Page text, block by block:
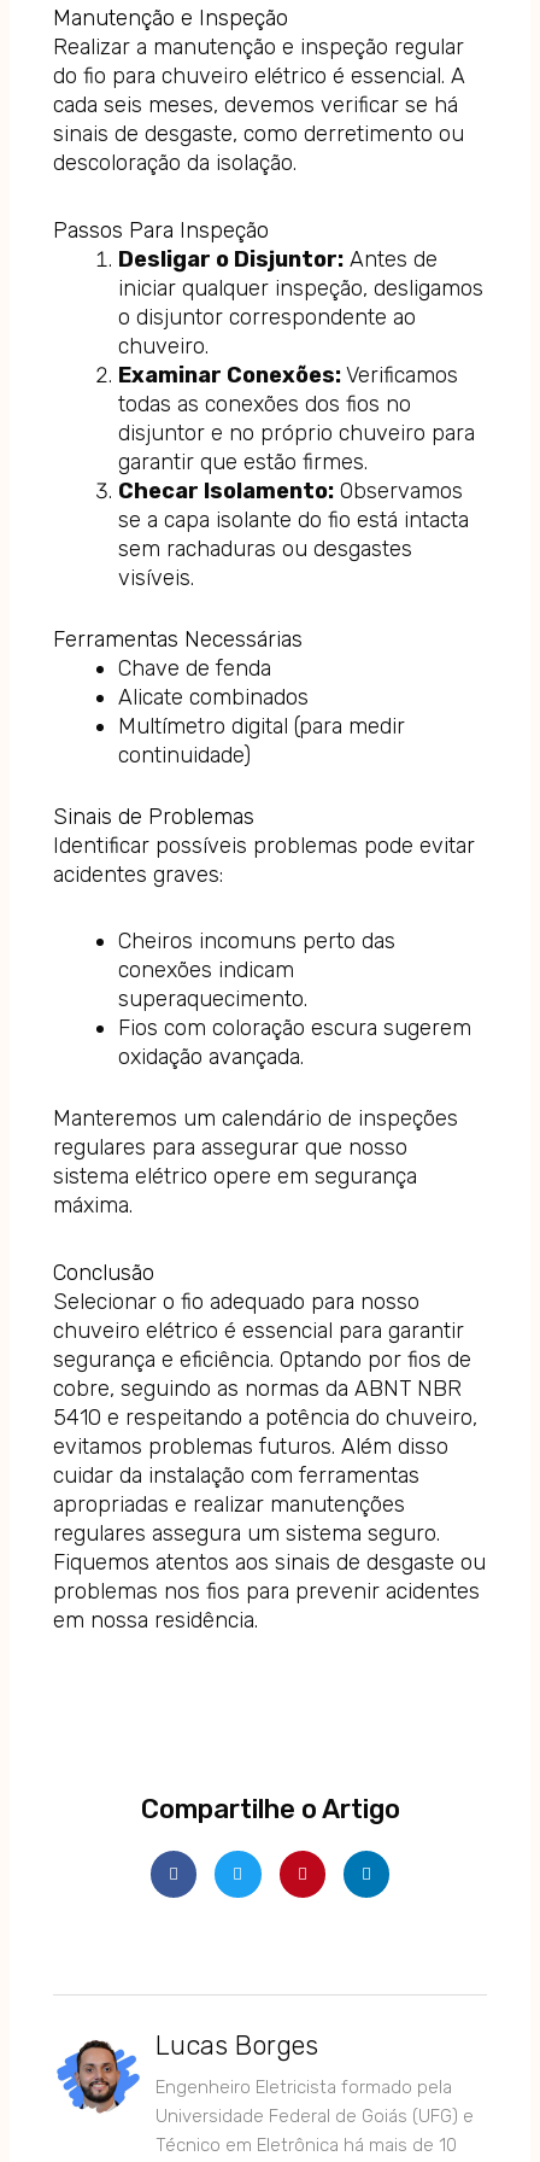
Manutenção e Inspeção
Realizar a manutenção e inspeção regular
do fio para chuveiro elétrico é essencial. A
cada seis meses, devemos verificar se há
sinais de desgaste, como derretimento ou
descoloração da isolação.
Passos Para Inspeção
Desligar o Disjuntor:Antes de
iniciar qualquer inspeção, desligamos
o disjuntor correspondente ao
chuveiro.
Examinar Conexões:Verificamos
todas as conexões dos fios no
disjuntor e no próprio chuveiro para
garantir que estão firmes.
Checar Isolamento:Observamos
se a capa isolante do fio está intacta
sem rachaduras ou desgastes
visíveis.
Ferramentas Necessárias
Chave de fenda
Alicate combinados
Multímetro digital (para medir
continuidade)
Sinais de Problemas
Identificar possíveis problemas pode evitar
acidentes graves:
Cheiros incomuns perto das
conexões indicam
superaquecimento.
Fios com coloração escura sugerem
oxidação avançada.
Manteremos um calendário de inspeções
regulares para assegurar que nosso
sistema elétrico opere em segurança
máxima.
Conclusão
Selecionar o fio adequado para nosso
chuveiro elétrico é essencial para garantir
segurança e eficiência. Optando por fios de
cobre, seguindo as normas da ABNT NBR
5410 e respeitando a potência do chuveiro,
evitamos problemas futuros. Além disso
cuidar da instalação com ferramentas
apropriadas e realizar manutenções
regulares assegura um sistema seguro.
Fiquemos atentos aos sinais de desgaste ou
problemas nos fios para prevenir acidentes
em nossa residência.
Compartilhe o Artigo
Lucas Borges
Engenheiro Eletricista formado pela
Universidade Federal de Goiás (UFG) e
Técnico em Eletrônica há mais de 10